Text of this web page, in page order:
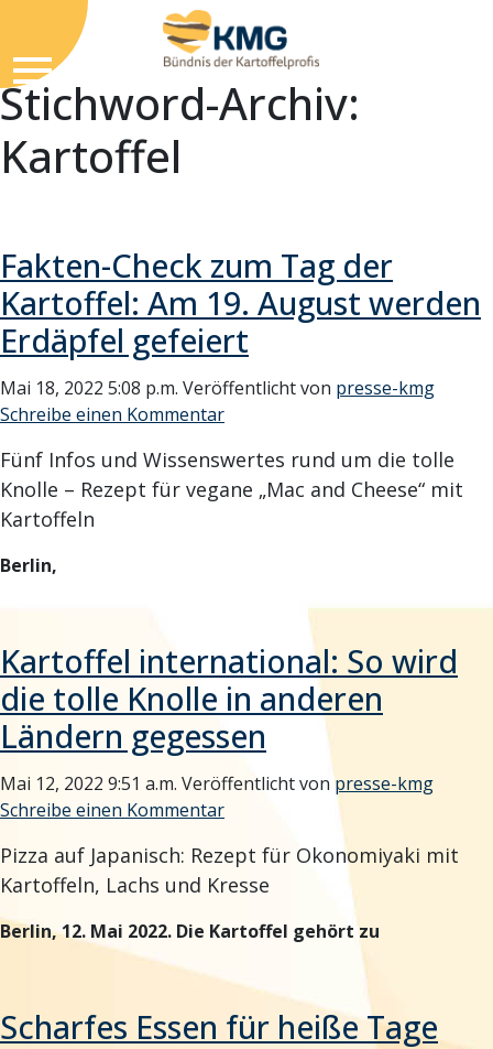
Stichword-Archiv:
Kartoffel
Fakten-Check zum Tag der
Kartoffel: Am 19. August werden
Erdäpfel gefeiert
Mai 18, 2022 5:08 p.m. Veröffentlicht von presse-kmg
Schreibe einen Kommentar
Fünf Infos und Wissenswertes rund um die tolle
Knolle – Rezept für vegane „Mac and Cheese“ mit
Kartoffeln
Berlin,
Kartoffel international: So wird
die tolle Knolle in anderen
Ländern gegessen
Mai 12, 2022 9:51 a.m. Veröffentlicht vonpresse-kmg
Schreibe einen Kommentar
Pizza auf Japanisch: Rezept für Okonomiyaki mit
Kartoffeln, Lachs und Kresse
Berlin, 12. Mai 2022. Die Kartoffel gehört zu
Scharfes Essen für heiße Tage